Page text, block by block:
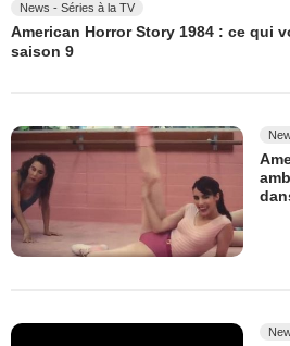
News - Séries à la TV
American Horror Story 1984 : ce qui
saison 9